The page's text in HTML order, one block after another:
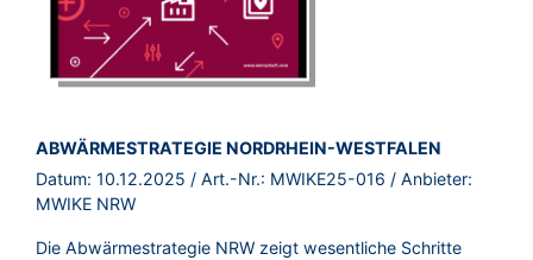
BROSCHÜRE:
ABWÄRMESTRATEGIE NORDRHEIN-WESTFALEN
Datum: 10.12.2025 / Art.-Nr.: MWIKE25-016 / Anbieter:
MWIKE NRW
Die Abwärmestrategie NRW zeigt wesentliche Schritte